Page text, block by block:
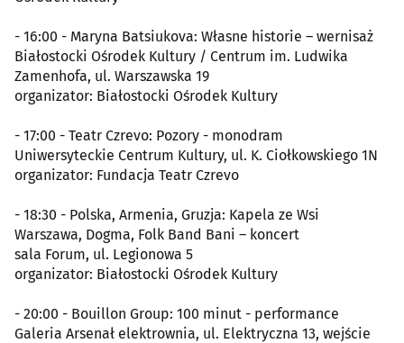
- 16:00 - Maryna Batsiukova: Własne historie – wernisaż
Białostocki Ośrodek Kultury / Centrum im. Ludwika
Zamenhofa, ul. Warszawska 19
organizator: Białostocki Ośrodek Kultury
- 17:00 - Teatr Czrevo: Pozory - monodram
Uniwersyteckie Centrum Kultury, ul. K. Ciołkowskiego 1N
organizator: Fundacja Teatr Czrevo
- 18:30 - Polska, Armenia, Gruzja: Kapela ze Wsi
Warszawa, Dogma, Folk Band Bani – koncert
sala Forum, ul. Legionowa 5
organizator: Białostocki Ośrodek Kultury
- 20:00 - Bouillon Group: 100 minut - performance
Galeria Arsenał elektrownia, ul. Elektryczna 13, wejście